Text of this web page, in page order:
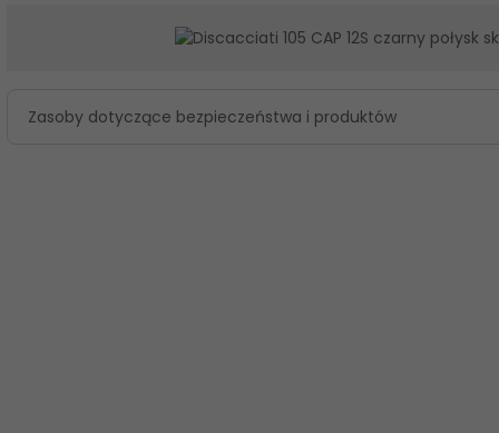
Zasoby dotyczące bezpieczeństwa i produktów